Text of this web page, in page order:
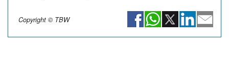
Copyright © TBW